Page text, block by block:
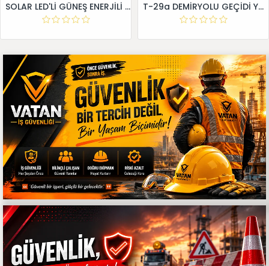
SOLAR LED'Lİ GÜNEŞ ENERJİLİ LEVHA T-29a DEMİRYOLU GEÇİDİ YAKLAŞIM LEVHALARI (Sağ)